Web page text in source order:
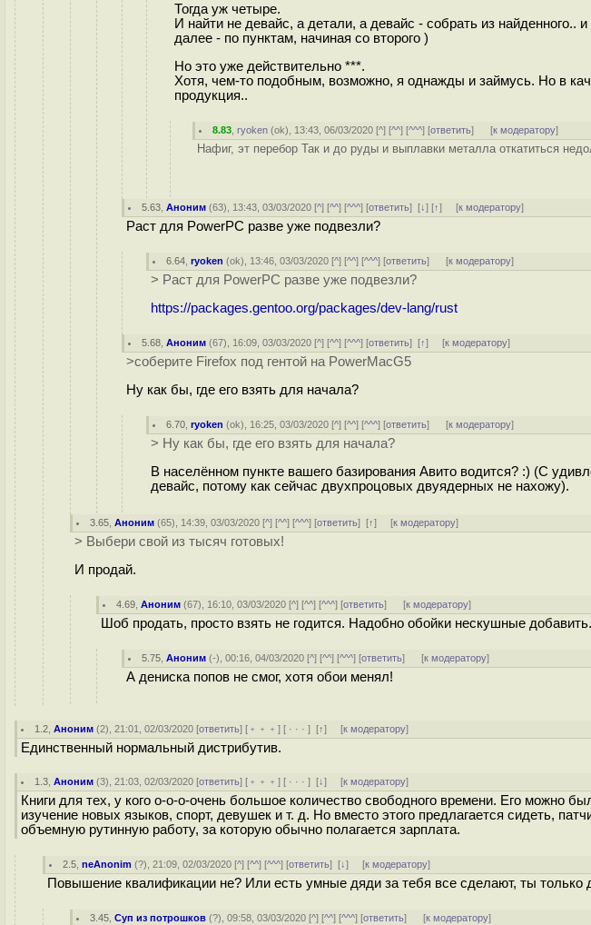
Тогда уж четыре.
И найти не девайс, а детали, а девайс - собрать из найденного..
далее - по пунктам, начиная со второго )
Но это уже действительно ***.
Хотя, чем-то подобным, возможно, я однажды и займусь. Но в
продукция..
8.83 ,ryoken (ok), 13:43, 06/03/2020 [^] [^^] [^^^] [ответить] [к модератору]
Нафиг, эт перебор Так и до руды и выплавки металла откатиться
5.63 ,Аноним (63), 13:43, 03/03/2020 [^] [^^] [^^^] [ответить][↓] [↑] [к модератору]
Раст для PowerPC разве уже подвезли?
6.64 ,ryoken (ok), 13:46, 03/03/2020 [^] [^^] [^^^] [ответить] [к модератору]
> Раст для PowerPC разве уже подвезли?
https://packages.gentoo.org/packages/dev-lang/rust
5.68 ,Аноним (67), 16:09, 03/03/2020 [^] [^^] [^^^] [ответить][↑] [к модератору]
>соберите Firefox под гентой на PowerMacG5
Ну как бы, где его взять для начала?
6.70 ,ryoken (ok), 16:25, 03/03/2020 [^] [^^] [^^^] [ответить] [к модератору]
> Ну как бы, где его взять для начала?
В населённом пункте вашего базирования Авито водится? :) (С
девайс, потому как сейчас двухпроцовых двуядерных не нахожу).
3.65 ,Аноним (65), 14:39, 03/03/2020 [^] [^^] [^^^] [ответить][↑] [к модератору]
> Выбери свой из тысяч готовых!
И продай.
4.69 ,Аноним (67), 16:10, 03/03/2020 [^] [^^] [^^^] [ответить] [к модератору]
Шоб продать, просто взять не годится. Надобно обойки нескушные добавить.
5.75 ,Аноним (-), 00:16, 04/03/2020 [^] [^^] [^^^] [ответить] [к модератору]
А дениска попов не смог, хотя обои менял!
1.2 ,Аноним (2), 21:01, 02/03/2020 [ответить] [ ﹢﹢﹢] [ · · ·][↑] [к модератору]
Единственный нормальный дистрибутив.
1.3 ,Аноним (3), 21:03, 02/03/2020 [ответить] [ ﹢﹢﹢] [ · · ·][↓] [к модератору]
Книги для тех, у кого о-о-о-очень большое количество свободного времени. Его можно
изучение новых языков, спорт, девушек и т. д. Но вместо этого предлагается сидеть,
объемную рутинную работу, за которую обычно полагается зарплата.
2.5 ,neAnonim (?), 21:09, 02/03/2020 [^] [^^] [^^^] [ответить][↓] [к модератору]
Повышение квалификации не? Или есть умные дяди за тебя все сделают, ты только
3.45 ,Суп из потрошков (?), 09:58, 03/03/2020 [^] [^^] [^^^] [ответить] [к модератору]